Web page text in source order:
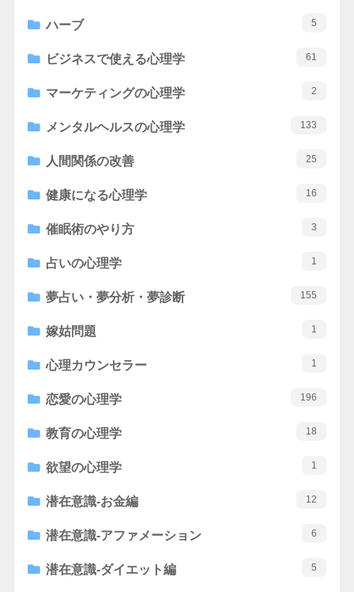
ハーブ 5
ビジネスで使える心理学 61
マーケティングの心理学 2
メンタルヘルスの心理学 133
人間関係の改善 25
健康になる心理学 16
催眠術のやり方 3
占いの心理学 1
夢占い・夢分析・夢診断 155
嫁姑問題 1
心理カウンセラー 1
恋愛の心理学 196
教育の心理学 18
欲望の心理学 1
潜在意識-お金編 12
潜在意識-アファメーション 6
潜在意識-ダイエット編 5